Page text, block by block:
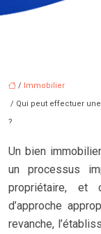
/
Immobilier
/ Qui peut effectuer
?
Un bien
un processus
propriétaire, et
d’approche
revanche,